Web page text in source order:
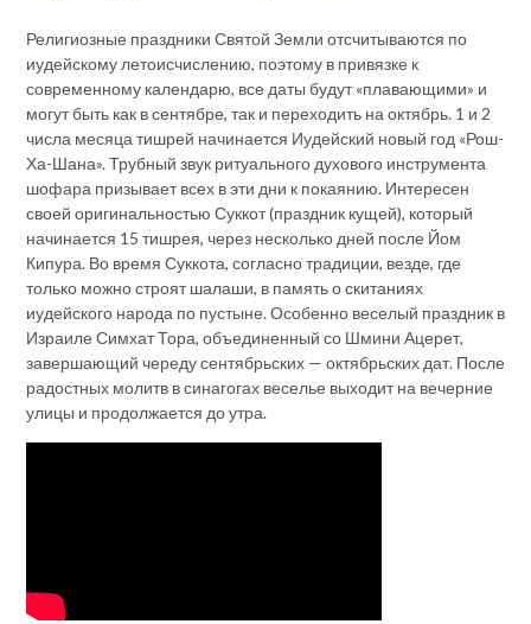
Религиозные праздники Святой Земли отсчитываются по
иудейскому летоисчислению, поэтому в привязке к
современному календарю, все даты будут «плавающими» и
могут быть как в сентябре, так и переходить на октябрь. 1 и 2
числа месяца тишрей начинается Иудейский новый год «Рош-
Ха-Шана». Трубный звук ритуального духового инструмента
шофара призывает всех в эти дни к покаянию. Интересен
своей оригинальностью Суккот (праздник кущей), который
начинается 15 тишрея, через несколько дней после Йом
Кипура. Во время Суккота, согласно традиции, везде, где
только можно строят шалаши, в память о скитаниях
иудейского народа по пустыне. Особенно веселый праздник в
Израиле Симхат Тора, объединенный со Шмини Ацерет,
завершающий череду сентябрьских — октябрьских дат. После
радостных молитв в синагогах веселье выходит на вечерние
улицы и продолжается до утра.